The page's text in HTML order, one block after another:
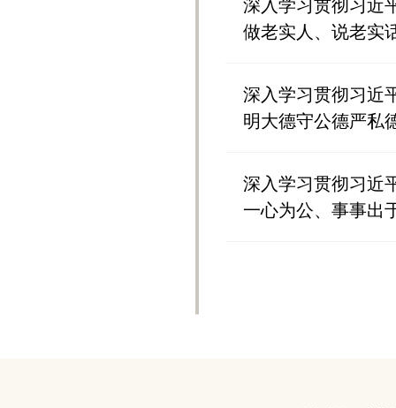
深入学习贯彻习近
做老实人、说老实
深入学习贯彻习近
明大德守公德严私
深入学习贯彻习近
一心为公、事事出